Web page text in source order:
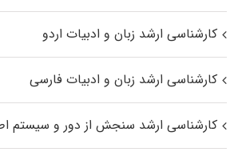
کارشناسی ارشد زبان و ادبیات اردو
کارشناسی ارشد زبان و ادبیات فارسی
کارشناسی ارشد سنجش از دور و سیستم